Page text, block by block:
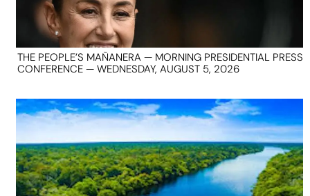
THE PEOPLE’S MAÑANERA — MORNING PRESIDENTIAL PRESS
CONFERENCE — WEDNESDAY, AUGUST 5, 2026